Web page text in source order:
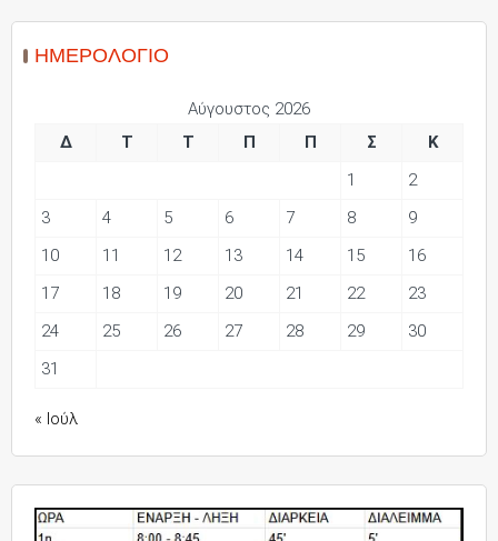
ΗΜΕΡΟΛΌΓΙΟ
Αύγουστος 2026
Δ
Τ Τ Π Π Σ
Κ
1
2
3
4 5 6 7 8
9
10
11 12 13 14 15
16
17
18 19 20 21 22
23
24
25 26 27 28 29
30
31
« Ιούλ